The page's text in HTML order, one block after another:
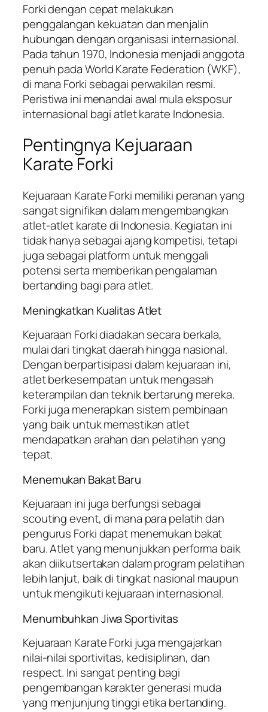
Forki dengan cepat melakukan
penggalangan kekuatan dan menjalin
hubungan dengan organisasi internasional.
Pada tahun 1970, Indonesia menjadi anggota
penuh pada World Karate Federation (WKF),
di mana Forki sebagai perwakilan resmi.
Peristiwa ini menandai awal mula eksposur
internasional bagi atlet karate Indonesia.
Pentingnya Kejuaraan
Karate Forki
Kejuaraan Karate Forki memiliki peranan yang
sangat signifikan dalam mengembangkan
atlet-atlet karate di Indonesia. Kegiatan ini
tidak hanya sebagai ajang kompetisi, tetapi
juga sebagai platform untuk menggali
potensi serta memberikan pengalaman
bertanding bagi para atlet.
Meningkatkan Kualitas Atlet
Kejuaraan Forki diadakan secara berkala,
mulai dari tingkat daerah hingga nasional.
Dengan berpartisipasi dalam kejuaraan ini,
atlet berkesempatan untuk mengasah
keterampilan dan teknik bertarung mereka.
Forki juga menerapkan sistem pembinaan
yang baik untuk memastikan atlet
mendapatkan arahan dan pelatihan yang
tepat.
Menemukan Bakat Baru
Kejuaraan ini juga berfungsi sebagai
scouting event, di mana para pelatih dan
pengurus Forki dapat menemukan bakat
baru. Atlet yang menunjukkan performa baik
akan diikutsertakan dalam program pelatihan
lebih lanjut, baik di tingkat nasional maupun
untuk mengikuti kejuaraan internasional.
Menumbuhkan Jiwa Sportivitas
Kejuaraan Karate Forki juga mengajarkan
nilai-nilai sportivitas, kedisiplinan, dan
respect. Ini sangat penting bagi
pengembangan karakter generasi muda
yang menjunjung tinggi etika bertanding.